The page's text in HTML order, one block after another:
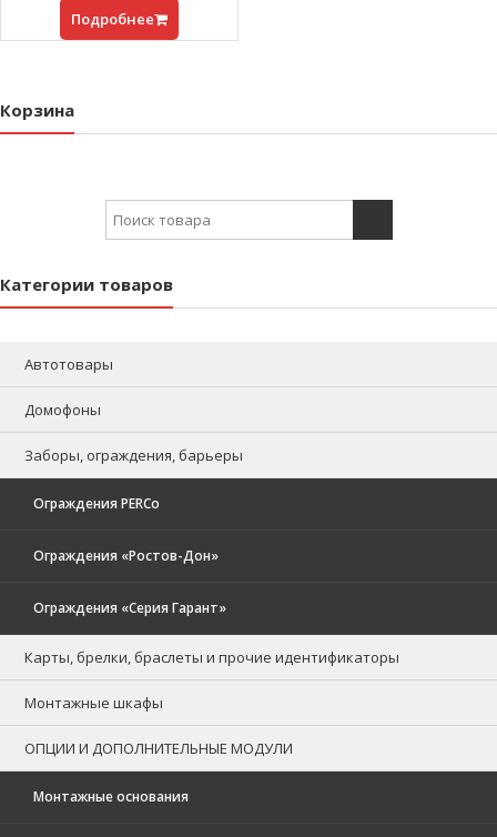
Подробнее
Корзина
Search for:
Категории товаров
Автотовары
Домофоны
Заборы, ограждения, барьеры
Ограждения PERCo
Ограждения «Ростов-Дон»
Ограждения «Серия Гарант»
Карты, брелки, браслеты и прочие идентификаторы
Монтажные шкафы
ОПЦИИ И ДОПОЛНИТЕЛЬНЫЕ МОДУЛИ
Монтажные основания